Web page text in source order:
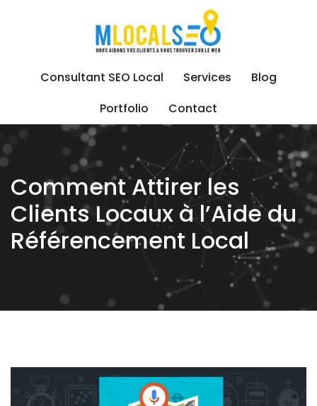
Consultant SEO Local Services
Blog
Portfolio
Contact
Comment Attirer les
Clients Locaux à l’Aide du
Référencement Local